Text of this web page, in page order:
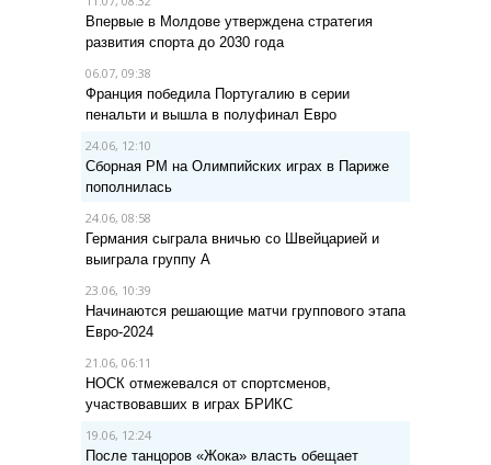
Впервые в Молдове утверждена стратегия
развития спорта до 2030 года
06.07, 09:38
Франция победила Португалию в серии
пенальти и вышла в полуфинал Евро
24.06, 12:10
Сборная РМ на Олимпийских играх в Париже
пополнилась
24.06, 08:58
Германия сыграла вничью со Швейцарией и
выиграла группу A
23.06, 10:39
Начинаются решающие матчи группового этапа
Евро-2024
21.06, 06:11
НОСК отмежевался от спортсменов,
участвовавших в играх БРИКС
19.06, 12:24
После танцоров «Жока» власть обещает